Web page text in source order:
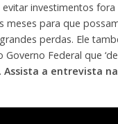
investimentos fora
meses para que
perdas. Ele
Federal que
Assista a entrevista